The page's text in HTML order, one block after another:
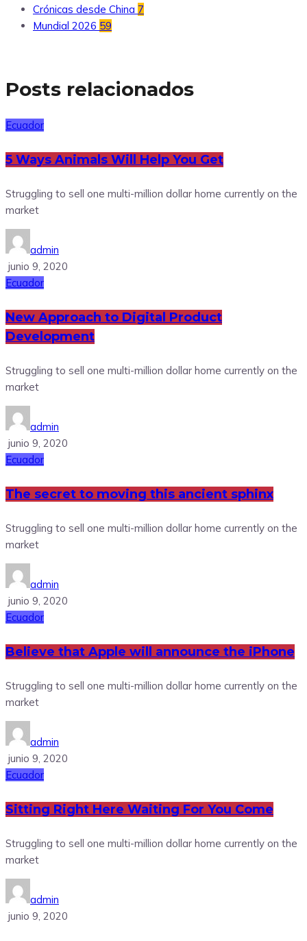
Crónicas desde China 7
Mundial 2026 59
Posts relacionados
Ecuador
5 Ways Animals Will Help You Get
Struggling to sell one multi-million dollar home currently on the
market
admin
junio 9, 2020
Ecuador
New Approach to Digital Product
Development
Struggling to sell one multi-million dollar home currently on the
market
admin
junio 9, 2020
Ecuador
The secret to moving this ancient sphinx
Struggling to sell one multi-million dollar home currently on the
market
admin
junio 9, 2020
Ecuador
Believe that Apple will announce the iPhone
Struggling to sell one multi-million dollar home currently on the
market
admin
junio 9, 2020
Ecuador
Sitting Right Here Waiting For You Come
Struggling to sell one multi-million dollar home currently on the
market
admin
junio 9, 2020